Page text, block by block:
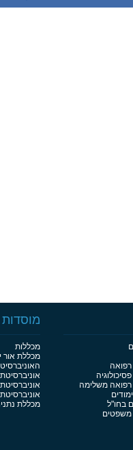
רפואה
רפואה משלימה
בחו"ל
משפטים
מוסדות
מכללות
מכללת אור
אוניברסיטת
מכללת